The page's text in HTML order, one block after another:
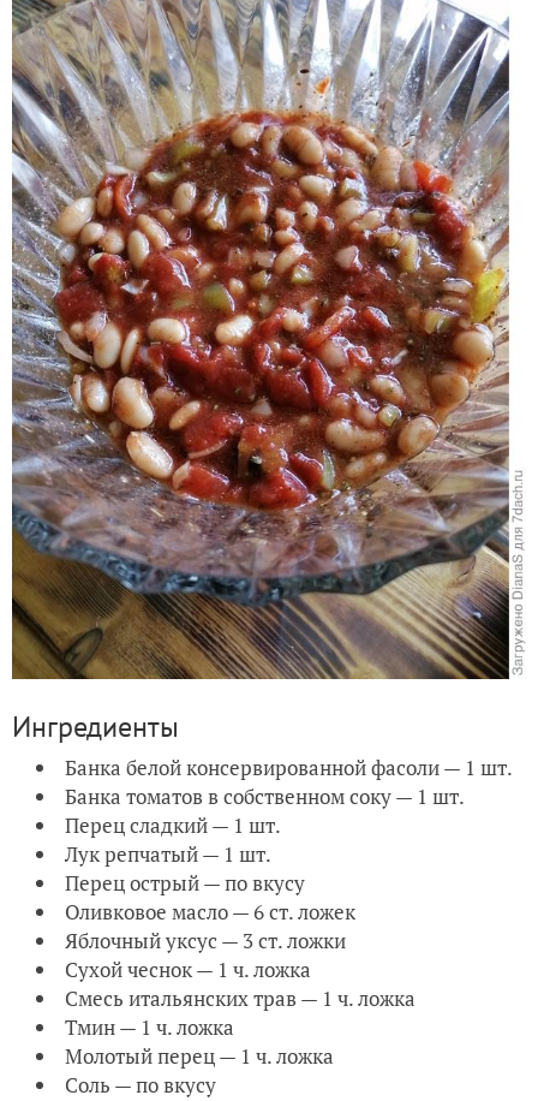
Ингредиенты
Банка белой консервированной фасоли — 1 шт.
Банка томатов в собственном соку — 1 шт.
Перец сладкий — 1 шт.
Лук репчатый — 1 шт.
Перец острый — по вкусу
Оливковое масло — 6 ст. ложек
Яблочный уксус — 3 ст. ложки
Сухой чеснок — 1 ч. ложка
Смесь итальянских трав — 1 ч. ложка
Тмин — 1 ч. ложка
Молотый перец — 1 ч. ложка
Соль — по вкусу